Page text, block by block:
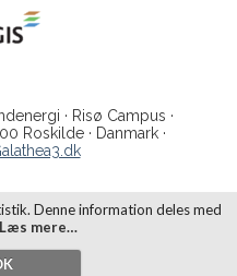
Denne information deles med
Læs mere…
· Risø Campus ·
Roskilde · Danmark ·